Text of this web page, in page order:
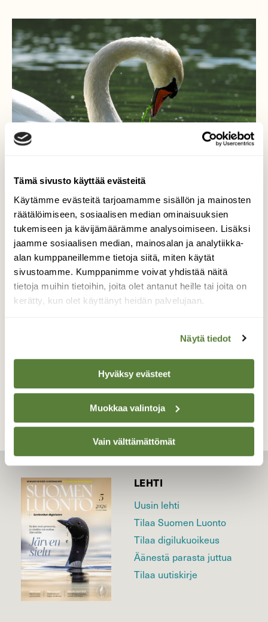
Tämä sivusto käyttää evästeitä
Käytämme evästeitä tarjoamamme sisällön ja mainosten
räätälöimiseen, sosiaalisen median ominaisuuksien
tukemiseen ja kävijämäärämme analysoimiseen. Lisäksi
jaamme sosiaalisen median, mainosalan ja analytiikka-
alan kumppaneillemme tietoja siitä, miten käytät
sivustoamme. Kumppanimme voivat yhdistää näitä
tietoja muihin tietoihin, joita olet antanut heille tai joita on
kerätty, kun olet käyttänyt heidän palvelujaan.
Näytä tiedot
Hyväksy evästeet
Muokkaa valintoja
Vain välttämättömät
Kyhmyjoutsen
Täsmäisku Töölönlahdelle on aina hyvä
vaihtoehto, varsinkin kun paikallisiin kuuluu
nämä upeat linnut.
TAKAISIN LISTAAN
LEHTI
Uusin lehti
Tilaa Suomen Luonto
Tilaa digilukuoikeus
Äänestä parasta juttua
Tilaa uutiskirje